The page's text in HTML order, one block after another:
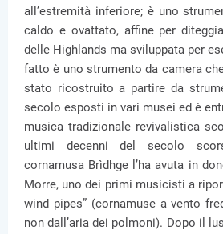
all’estremità inferiore; è uno
caldo e ovattato, affine per
delle Highlands ma sviluppata per
fatto è uno strumento da camera
stato ricostruito a partire da
secolo esposti in vari musei ed è
musica tradizionale revivalistica
ultimi decenni del secolo
cornamusa Brìdhge l’ha avuta in
Morre, uno dei primi musicisti a
wind pipes” (cornamuse a vento
non dall’aria dei polmoni). Dopo il